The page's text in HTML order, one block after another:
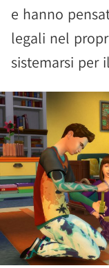
e hanno
legali nel
sistemarsi per